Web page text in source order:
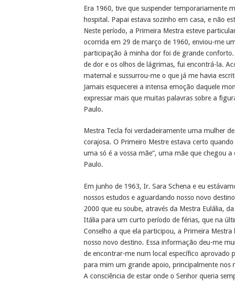
Era 1960, tive que suspender temporariamente
hospital. Papai estava sozinho em casa, e não
Neste período, a Primeira Mestra esteve
ocorrida em 29 de março de 1960, enviou-me
participação à minha dor foi de grande
de dor e os olhos de lágrimas, fui encontrá-la.
maternal e sussurrou-me o que já me havia
Jamais esquecerei a intensa emoção daquele
expressar mais que muitas palavras sobre a
Paulo.
Mestra Tecla foi verdadeiramente uma mulher
corajosa. O Primeiro Mestre estava certo
uma só é a vossa mãe”, uma mãe que chegou
Paulo.
Em junho de 1963, Ir. Sara Schena e eu
nossos estudos e aguardando nosso novo
2000 que eu soube, através da Mestra Eulália,
Itália para um curto período de férias, que na
Conselho a que ela participou, a Primeira Mestra
nosso novo destino. Essa informação deu-me
de encontrar-me num local específico aprovado
para mim um grande apoio, principalmente nos
A consciência de estar onde o Senhor queria